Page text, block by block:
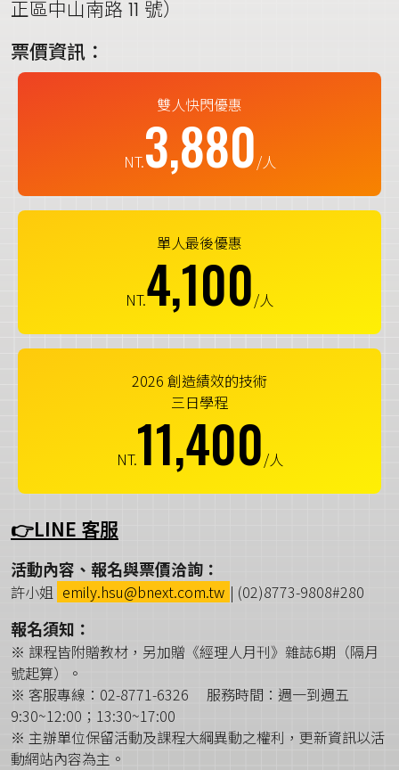
正區中山南路 11 號）
票價資訊：
雙人快閃優惠
NT.3,880/人
單人最後優惠
NT.4,100/人
2026 創造績效的技術
三日學程
NT.11,400/人
👉LINE 客服
活動內容、報名與票價洽詢：
許小姐 emily.hsu@bnext.com.tw | (02)8773-9808#280
報名須知：
※ 課程皆附贈教材，另加贈《經理人月刊》雜誌6期（隔月
號起算）。
※ 客服專線：02-8771-6326 服務時間：週一到週五
9:30~12:00；13:30~17:00
※ 主辦單位保留活動及課程大綱異動之權利，更新資訊以活
動網站內容為主。